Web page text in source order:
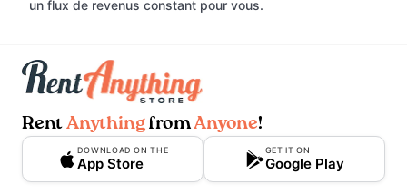
un flux de revenus constant pour vous.
Rent AnythingfromAnyone!
DOWNLOAD ON THE
App Store
GET IT ON
Google Play